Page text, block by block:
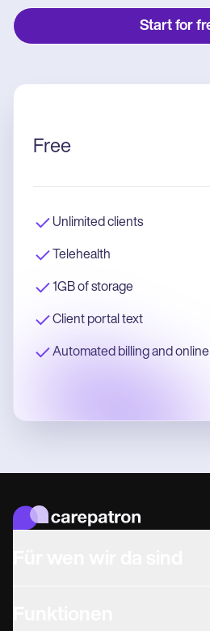
Start for
Free
Unlimited clients
Telehealth
1GB of storage
Client portal text
Automated billing and